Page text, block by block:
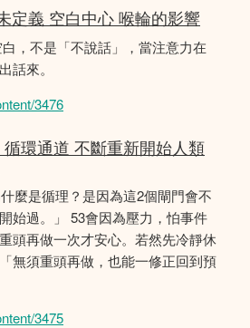
定義 空白中心 喉輪的影響
，不是「不說話」，當注意力在
話來。
3476
環通道 不斷重新開始人類
麼是循理？是因為這2個閘門會不
始過。」 53會因為壓力，怕事件
頭再做一次才安心。若然先冷靜休
無須重頭再做，也能一修正回到預
3475